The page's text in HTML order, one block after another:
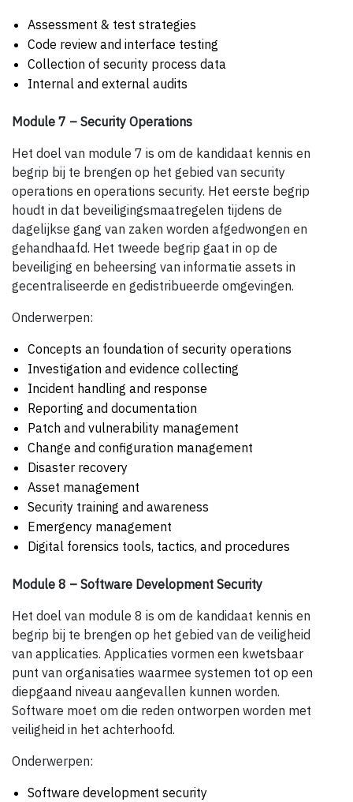
Assessment & test strategies
Code review and interface testing
Collection of security process data
Internal and external audits
Module 7 – Security Operations
Het doel van module 7 is om de kandidaat kennis en
begrip bij te brengen op het gebied van security
operations en operations security. Het eerste begrip
houdt in dat beveiligingsmaatregelen tijdens de
dagelijkse gang van zaken worden afgedwongen en
gehandhaafd. Het tweede begrip gaat in op de
beveiliging en beheersing van informatie assets in
gecentraliseerde en gedistribueerde omgevingen.
Onderwerpen:
Concepts an foundation of security operations
Investigation and evidence collecting
Incident handling and response
Reporting and documentation
Patch and vulnerability management
Change and configuration management
Disaster recovery
Asset management
Security training and awareness
Emergency management
Digital forensics tools, tactics, and procedures
Module 8 – Software Development Security
Het doel van module 8 is om de kandidaat kennis en
begrip bij te brengen op het gebied van de veiligheid
van applicaties. Applicaties vormen een kwetsbaar
punt van organisaties waarmee systemen tot op een
diepgaand niveau aangevallen kunnen worden.
Software moet om die reden ontworpen worden met
veiligheid in het achterhoofd.
Onderwerpen:
Software development security